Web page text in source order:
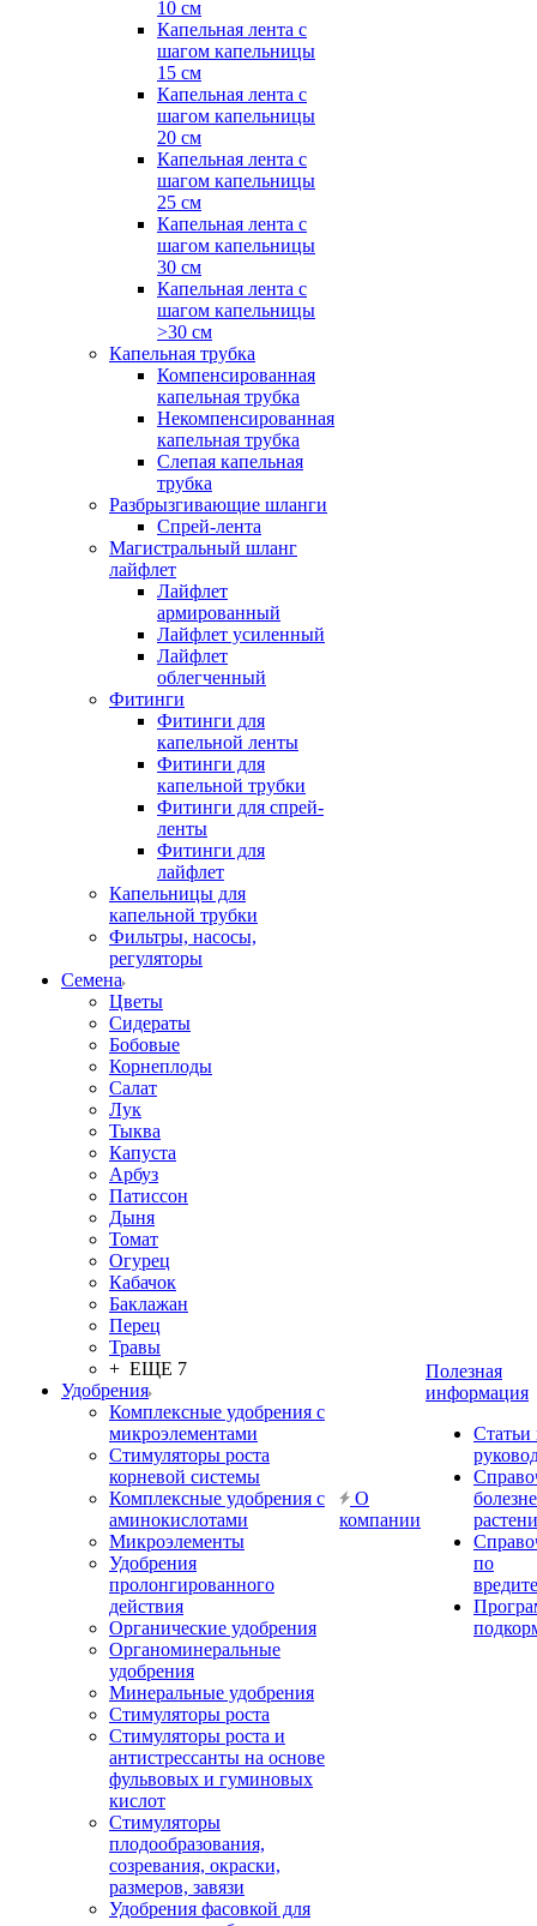
10 см
Капельная лента с
шагом капельницы
15 см
Капельная лента с
шагом капельницы
20 см
Капельная лента с
шагом капельницы
25 см
Капельная лента с
шагом капельницы
30 см
Капельная лента с
шагом капельницы
>30 см
Капельная трубка
Компенсированная
капельная трубка
Некомпенсированная
капельная трубка
Слепая капельная
трубка
Разбрызгивающие шланги
Спрей-лента
Магистральный шланг
лайфлет
Лайфлет
армированный
Лайфлет усиленный
Лайфлет
облегченный
Фитинги
Фитинги для
капельной ленты
Фитинги для
капельной трубки
Фитинги для спрей-
ленты
Фитинги для
лайфлет
Капельницы для
капельной трубки
Фильтры, насосы,
регуляторы
Семена
Цветы
Сидераты
Бобовые
Корнеплоды
Салат
Лук
Тыква
Капуста
Арбуз
Патиссон
Дыня
Томат
Огурец
Кабачок
Баклажан
Перец
Травы
+ ЕЩЕ 7
Удобрения
Комплексные удобрения с
микроэлементами
Стимуляторы роста
корневой системы
Комплексные удобрения с
аминокислотами
Микроэлементы
Удобрения
пролонгированного
действия
Органические удобрения
Органоминеральные
удобрения
Минеральные удобрения
Стимуляторы роста
Стимуляторы роста и
антистрессанты на основе
фульвовых и гуминовых
кислот
Стимуляторы
плодообразования,
созревания, окраски,
размеров, завязи
Удобрения фасовкой для
О
компании
Полезная
информация
Статьи
по